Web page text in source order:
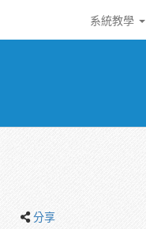
系統教學
分享